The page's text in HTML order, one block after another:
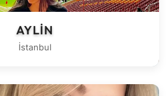
AYLIN
İstanbul